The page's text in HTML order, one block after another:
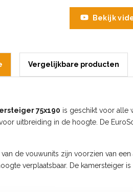
Bekijk
Vergelijkbare producten
75x190 is geschikt voor alle
uitbreiding in de hoogte. De
de vouwunits zijn voorzien van
verplaatsbaar. De kamersteiger